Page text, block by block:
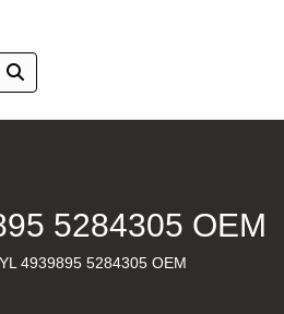
5284305 OEM
4939895 5284305 OEM